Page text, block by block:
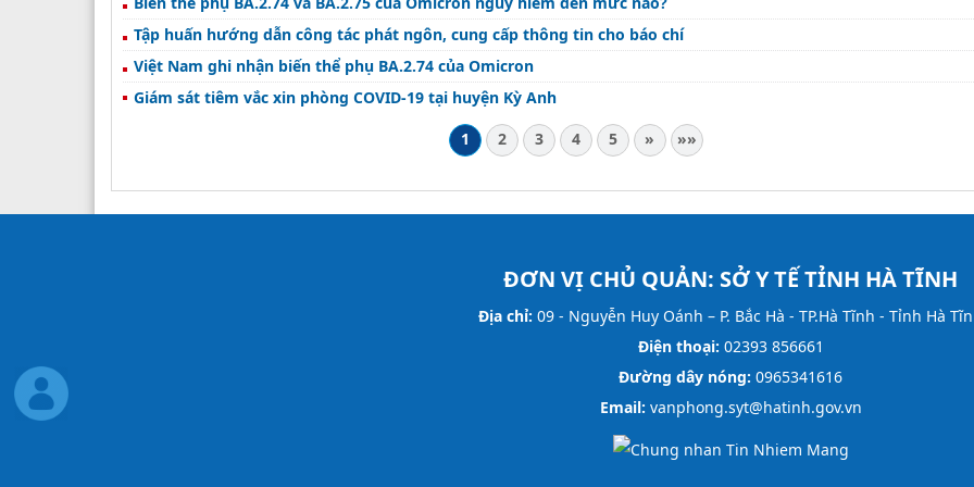
Tập huấn hướng dẫn công tác phát ngôn, cung cấp thông tin cho báo chí
Việt Nam ghi nhận biến thể phụ BA.2.74 của Omicron
Giám sát tiêm vắc xin phòng COVID-19 tại huyện Kỳ Anh
1
2 3 4 5 » »»
ĐƠN VỊ CHỦ QUẢN: SỞ Y TẾ TỈNH HÀ TĨNH
Địa chỉ: 09 - Nguyễn Huy Oánh – P. Bắc Hà - TP.Hà Tĩnh - Tỉnh Hà
Điện thoại: 02393 856661
Đường dây nóng: 0965341616
Email: vanphong.syt@hatinh.gov.vn